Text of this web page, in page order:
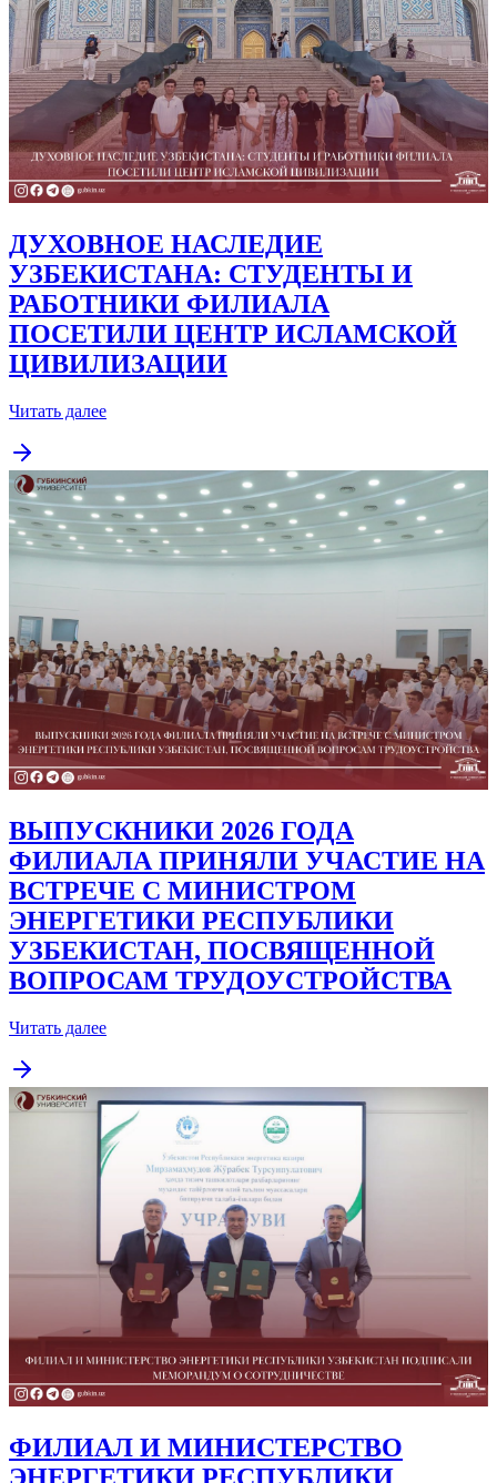
ДУХОВНОЕ НАСЛЕДИЕ
УЗБЕКИСТАНА: СТУДЕНТЫ И
РАБОТНИКИ ФИЛИАЛА
ПОСЕТИЛИ ЦЕНТР ИСЛАМСКОЙ
ЦИВИЛИЗАЦИИ
Читать далее
ВЫПУСКНИКИ 2026 ГОДА
ФИЛИАЛА ПРИНЯЛИ УЧАСТИЕ НА
ВСТРЕЧЕ С МИНИСТРОМ
ЭНЕРГЕТИКИ РЕСПУБЛИКИ
УЗБЕКИСТАН, ПОСВЯЩЕННОЙ
ВОПРОСАМ ТРУДОУСТРОЙСТВА
Читать далее
ФИЛИАЛ И МИНИСТЕРСТВО
ЭНЕРГЕТИКИ РЕСПУБЛИКИ